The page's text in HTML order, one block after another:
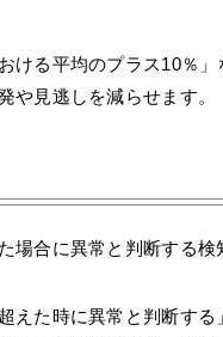
ける平均のプラス10％
や見逃しを減らせます。
合に異常と判断する検
えた時に異常と判断す